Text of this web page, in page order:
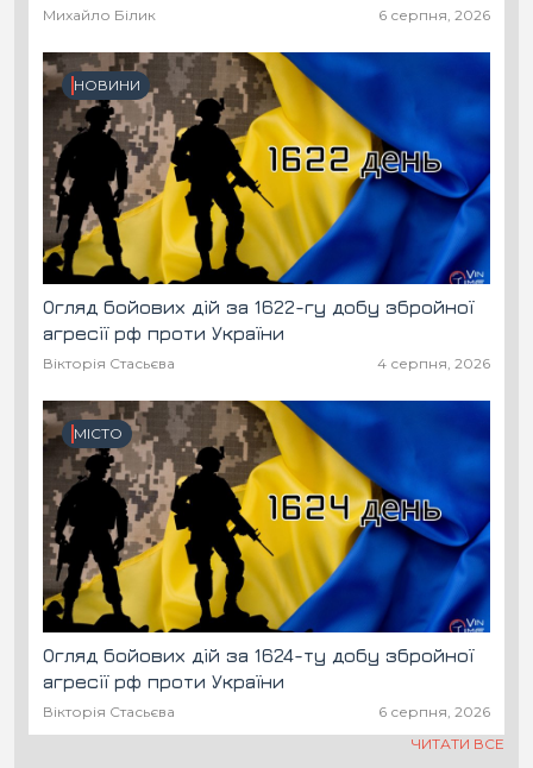
Михайло Білик 6 серпня, 2026
НОВИНИ
Огляд бойових дій за 1622-гу добу збройної
агресії рф проти України
Вікторія Стасьєва 4 серпня, 2026
МІСТО
Огляд бойових дій за 1624-ту добу збройної
агресії рф проти України
Вікторія Стасьєва
6 серпня, 2026
ЧИТАТИ ВСЕ